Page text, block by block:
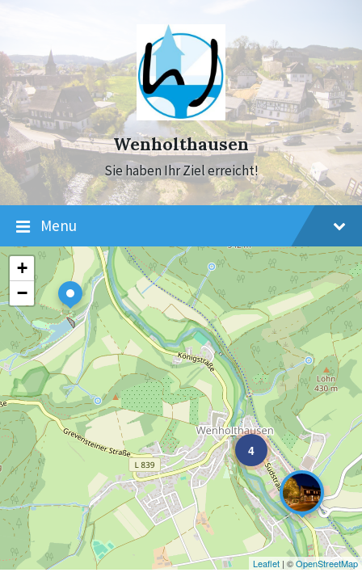
navigation
Wenholthausen
Sie haben Ihr Ziel erreicht!
Menu
4
+
−
Leaflet | ©OpenStreetMap